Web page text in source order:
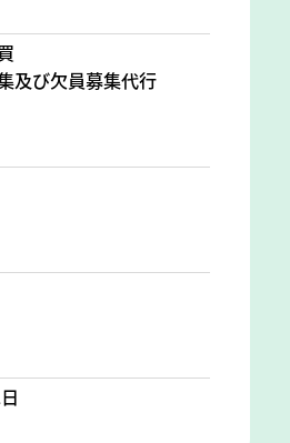
及び欠員募集代行